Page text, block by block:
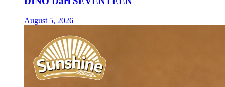
August 5, 2026